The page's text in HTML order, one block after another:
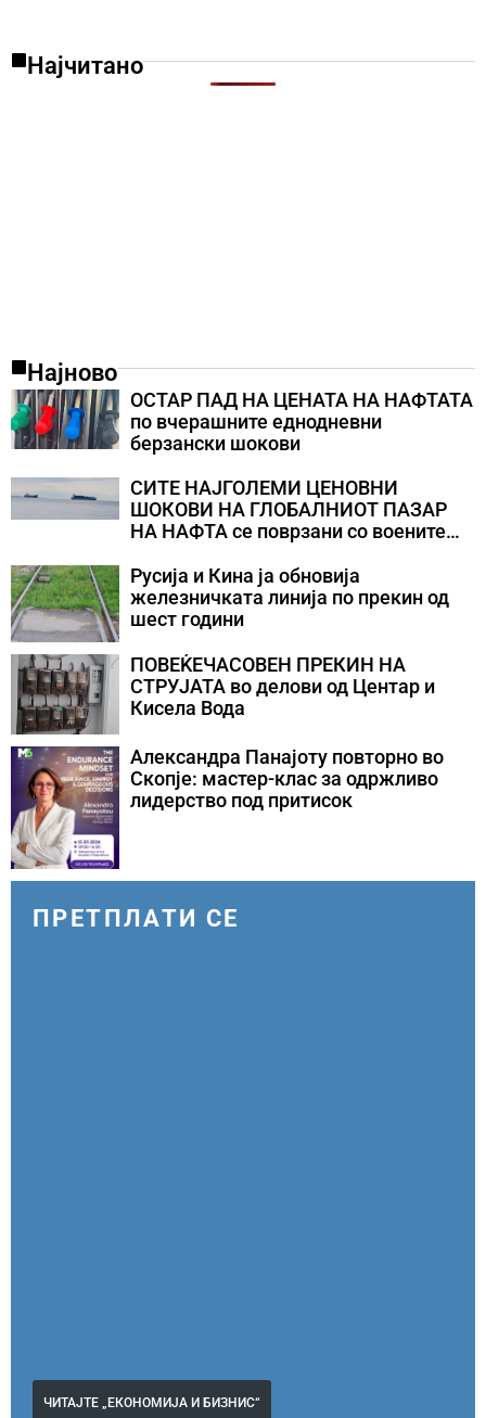
Најчитано
Најново
ОСТАР ПАД НА ЦЕНАТА НА НАФТАТА
по вчерашните еднодневни
берзански шокови
СИТЕ НАЈГОЛЕМИ ЦЕНОВНИ
ШОКОВИ НА ГЛОБАЛНИОТ ПАЗАР
НА НАФТА се поврзани со воените
Русија и Кина ја обновија
железничката линија по прекин од
шест години
ПОВЕЌЕЧАСОВЕН ПРЕКИН НА
СТРУЈАТА во делови од Центар и
Кисела Вода
Александра Панајоту повторно во
Скопје: мастер-клас за одржливо
лидерство под притисок
ПРЕТПЛАТИ СЕ
ЧИТАЈТЕ „ЕКОНОМИЈА И БИЗНИС“